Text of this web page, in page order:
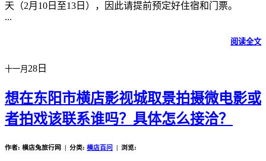
天（2月10日至13日），因此请提前预定好住宿和门票。
...
阅读全文
十一月 28日
想在东阳市横店影视城取景拍摄微电影或
者拍戏该联系谁吗？具体怎么接洽？
作者: 横店兔旅行网 | 分类: 横店百问 | 浏览: